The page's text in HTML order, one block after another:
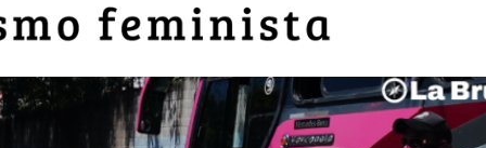
víctima del régimen de
para 2027